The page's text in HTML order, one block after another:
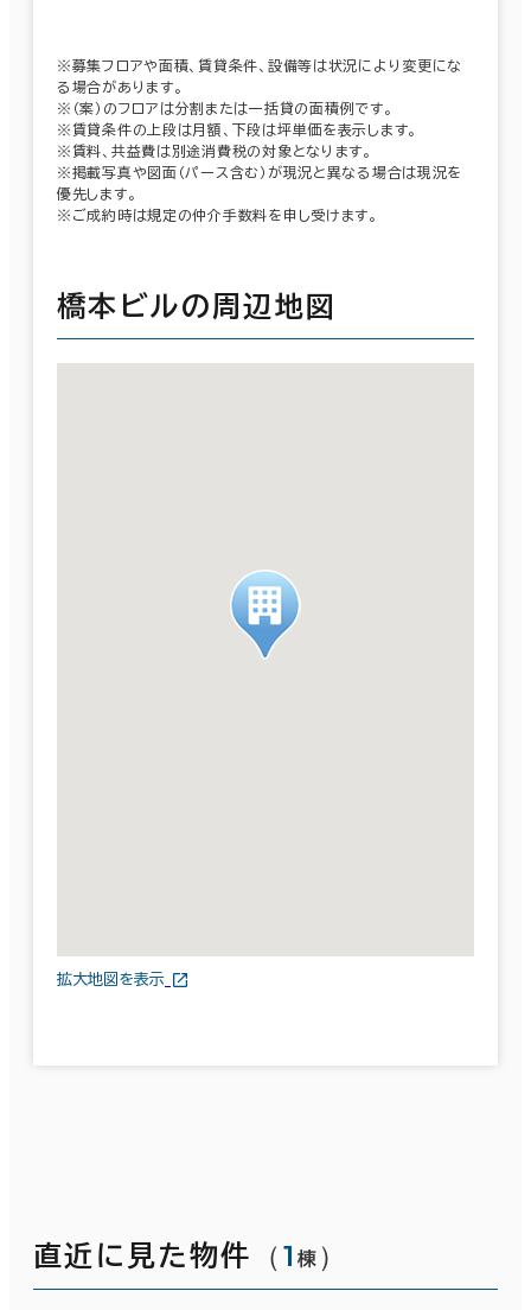
※募集フロアや面積、賃貸条件、設備等は状況により変更にな
る場合があります。
※（案）のフロアは分割または一括貸の面積例です。
※賃貸条件の上段は月額、下段は坪単価を表示します。
※賃料、共益費は別途消費税の対象となります。
※掲載写真や図面（パース含む）が現況と異なる場合は現況を
優先します。
※ご成約時は規定の仲介手数料を申し受けます。
橋本ビルの周辺地図
拡大地図を表示
直近に見た物件 （1 棟 ）